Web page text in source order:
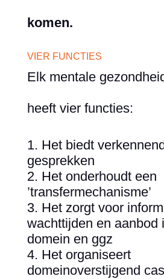
komen.
VIER FUNCTIES
Elk mentale
heeft vier functies:
Het biedt
gesprekken
Het onderhoudt een
’transfermechanisme’
Het zorgt voor
wachttijden en aanbod
domein en ggz
Het organiseert
domeinoverstijgend